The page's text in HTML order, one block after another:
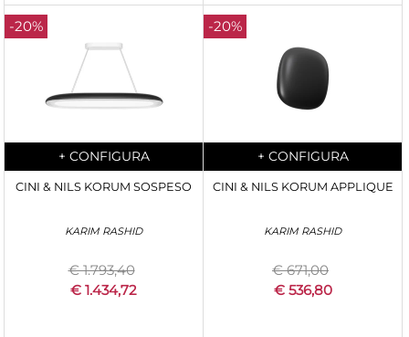
-20%
Quantity
+ CONFIGURA
CINI & NILS KORUM SOSPESO
KARIM RASHID
€ 1.793,40
€ 1.434,72
-20%
Quantity
+ CONFIGURA
CINI & NILS KORUM APPLIQUE
KARIM RASHID
€ 671,00
€ 536,80